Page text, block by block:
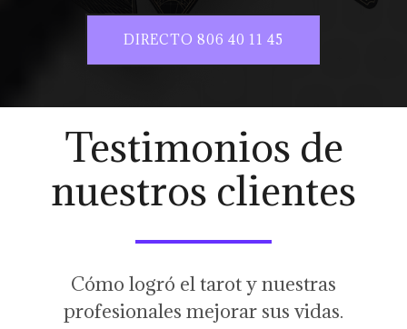
DIRECTO 806 40 11 45
Testimonios de
nuestros clientes
Cómo logró el tarot y nuestras
profesionales mejorar sus vidas.